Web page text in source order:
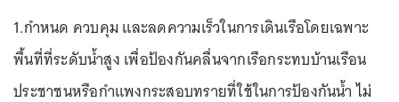
1.กำหนด ควบคุม และลดความเร็วในการเดินเรือโดยเฉพาะ
พื้นที่ที่ระดับน้ำสูง เพื่อป้องกันคลื่นจากเรือกระทบบ้านเรือน
ประชาชนหรือกำแพงกระสอบทรายที่ใช้ในการป้องกันน้ำ ไม่